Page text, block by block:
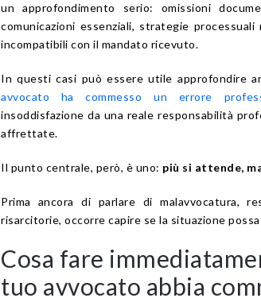
un approfondimento serio: omissioni
comunicazioni essenziali, strategie
incompatibili con il mandato ricevuto.
In questi casi può essere utile approfondire
avvocato ha commesso un errore
insoddisfazione da una reale responsabilità
affrettate.
Il punto centrale, però, è uno: più si attende,
Prima ancora di parlare di malavvocatura,
risarcitorie, occorre capire se la situazione
Cosa fare
tuo avvocato abbia